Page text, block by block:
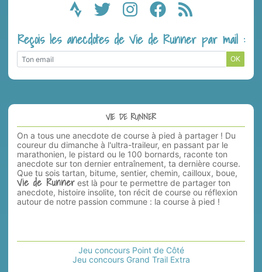
Reçois les anecdotes de Vie de Runner par mail :
OK
VIE DE RUNNER
On a tous une anecdote de course à pied à partager ! Du
coureur du dimanche à l'ultra-traileur, en passant par le
marathonien, le pistard ou le 100 bornards, raconte ton
anecdote sur ton dernier entraînement, ta dernière course.
Que tu sois tartan, bitume, sentier, chemin, cailloux, boue,
Vie de Runner est là pour te permettre de partager ton
anecdote, histoire insolite, ton récit de course ou réflexion
autour de notre passion commune : la course à pied !
Jeu concours Point de Côté
Jeu concours Grand Trail Extra